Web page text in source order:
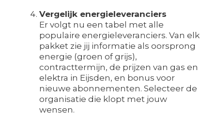
Vergelijk energieleveranciers
Er volgt nu een tabel met alle
populaire energieleveranciers. Van elk
pakket zie jij informatie als oorsprong
energie (groen of grijs),
contracttermijn, de prijzen van gas en
elektra in Eijsden, en bonus voor
nieuwe abonnementen. Selecteer de
organisatie die klopt met jouw
wensen.